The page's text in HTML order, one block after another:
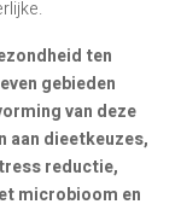
ten
gebieden
van deze
aan dieetkeuzes,
reductie,
microbioom en